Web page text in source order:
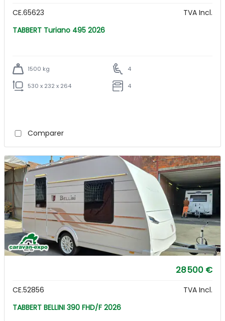
CE.65623
TVA Incl.
TABBERT Turiano 495 2026
1500 kg 4
530 x 232 x 264 4
Comparer
28 500 €
CE.52856
TVA Incl.
TABBERT BELLINI 390 FHD/F 2026